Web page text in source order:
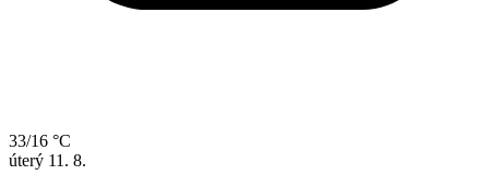
33/16 °C
úterý 11. 8.